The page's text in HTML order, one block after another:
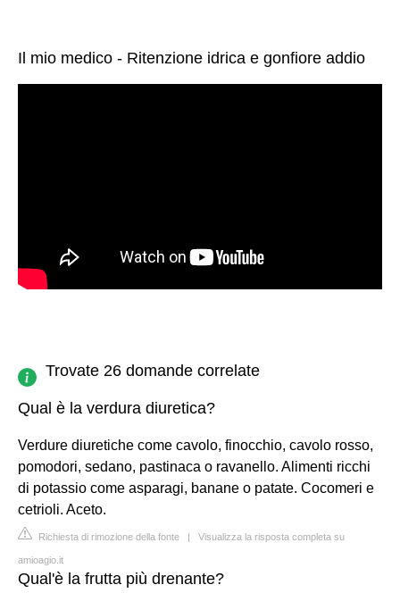
Il mio medico - Ritenzione idrica e gonfiore addio
Trovate 26 domande correlate
Qual è la verdura diuretica?
Verdure diuretiche come cavolo, finocchio, cavolo rosso,
pomodori, sedano, pastinaca o ravanello. Alimenti ricchi
di potassio come asparagi, banane o patate. Cocomeri e
cetrioli. Aceto.
Richiesta di rimozione della fonte | Visualizza la risposta completa su
amioagio.it
Qual'è la frutta più drenante?